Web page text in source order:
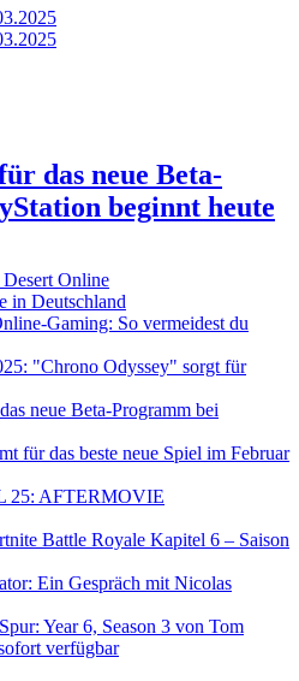
das neue Beta-
beginnt heute
Online
in Deutschland
Gaming: So vermeidest du
"Chrono Odyssey" sorgt für
neue Beta-Programm bei
für das beste neue Spiel im Februar
25: AFTERMOVIE
Battle Royale Kapitel 6 – Saison
Ein Gespräch mit Nicolas
Year 6, Season 3 von Tom
verfügbar